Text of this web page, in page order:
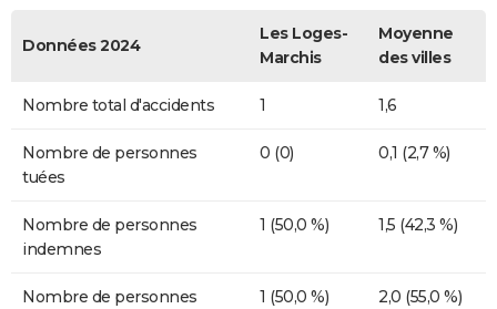
Données 2024
Les Loges-
Marchis
Moyenne
des villes
Nombre total d'accidents 1 1,6
Nombre de personnes
tuées
0 (0) 0,1 (2,7 %)
Nombre de personnes
indemnes
1 (50,0 %) 1,5 (42,3 %)
Nombre de personnes
1 (50,0 %) 2,0 (55,0 %)